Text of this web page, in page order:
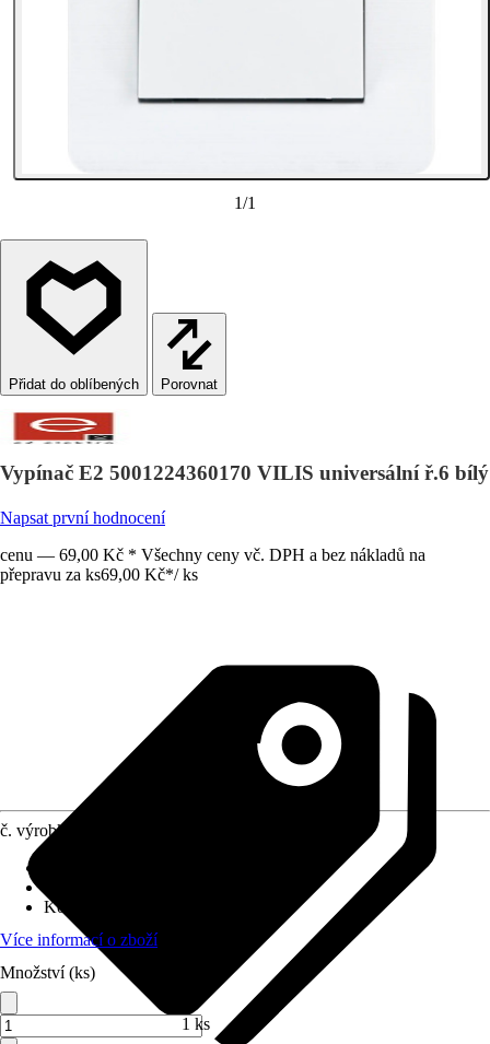
1/1
Porovnat
Vypínač E2 5001224360170 VILIS universální ř.6 bílý
Napsat první hodnocení
cenu — 69,00 Kč * Všechny ceny vč. DPH a bez nákladů na
přepravu za ks69,00 Kč*/ ks
č. výrobku
Kód výrobku
Více informací o zboží
Množství (ks)
1 ks